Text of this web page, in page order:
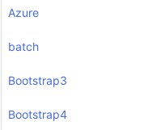
Azure
batch
Bootstrap3
Bootstrap4